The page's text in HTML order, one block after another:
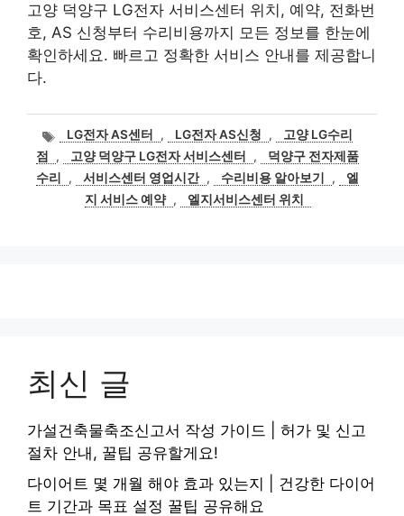
고양 덕양구 LG전자 서비스센터 위치, 예약, 전화번
호, AS 신청부터 수리비용까지 모든 정보를 한눈에
확인하세요. 빠르고 정확한 서비스 안내를 제공합니
다.
태LG전자 AS센터 , LG전자 AS신청 ,
고양 LG수리
점
, 고양 덕양구 LG전자 서비스센터 ,
덕양구 전자제품
수리
, 서비스센터 영업시간 , 수리비용 알아보기 ,
엘
지 서비스 예약 , 엘지서비스센터 위치
최신 글
가설건축물축조신고서 작성 가이드 | 허가 및 신고
절차 안내, 꿀팁 공유할게요!
다이어트 몇 개월 해야 효과 있는지 | 건강한 다이어
트 기간과 목표 설정 꿀팁 공유해요